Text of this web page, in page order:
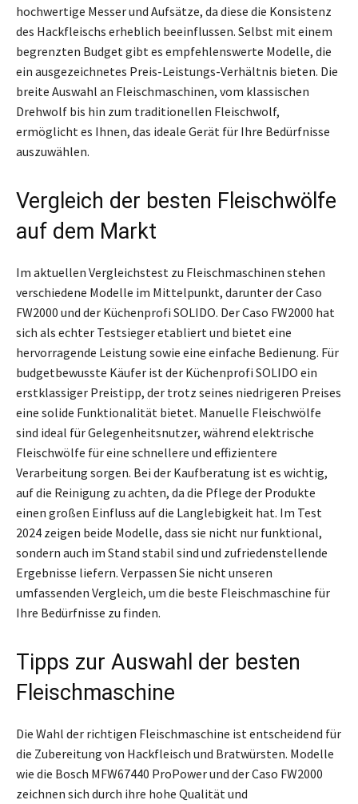
hochwertige Messer und Aufsätze, da diese die Konsistenz
des Hackfleischs erheblich beeinflussen. Selbst mit einem
begrenzten Budget gibt es empfehlenswerte Modelle, die
ein ausgezeichnetes Preis-Leistungs-Verhältnis bieten. Die
breite Auswahl an Fleischmaschinen, vom klassischen
Drehwolf bis hin zum traditionellen Fleischwolf,
ermöglicht es Ihnen, das ideale Gerät für Ihre Bedürfnisse
auszuwählen.
Vergleich der besten Fleischwölfe
auf dem Markt
Im aktuellen Vergleichstest zu Fleischmaschinen stehen
verschiedene Modelle im Mittelpunkt, darunter der Caso
FW2000 und der Küchenprofi SOLIDO. Der Caso FW2000 hat
sich als echter Testsieger etabliert und bietet eine
hervorragende Leistung sowie eine einfache Bedienung. Für
budgetbewusste Käufer ist der Küchenprofi SOLIDO ein
erstklassiger Preistipp, der trotz seines niedrigeren Preises
eine solide Funktionalität bietet. Manuelle Fleischwölfe
sind ideal für Gelegenheitsnutzer, während elektrische
Fleischwölfe für eine schnellere und effizientere
Verarbeitung sorgen. Bei der Kaufberatung ist es wichtig,
auf die Reinigung zu achten, da die Pflege der Produkte
einen großen Einfluss auf die Langlebigkeit hat. Im Test
2024 zeigen beide Modelle, dass sie nicht nur funktional,
sondern auch im Stand stabil sind und zufriedenstellende
Ergebnisse liefern. Verpassen Sie nicht unseren
umfassenden Vergleich, um die beste Fleischmaschine für
Ihre Bedürfnisse zu finden.
Tipps zur Auswahl der besten
Fleischmaschine
Die Wahl der richtigen Fleischmaschine ist entscheidend für
die Zubereitung von Hackfleisch und Bratwürsten. Modelle
wie die Bosch MFW67440 ProPower und der Caso FW2000
zeichnen sich durch ihre hohe Qualität und